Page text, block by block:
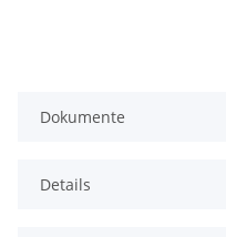
Dokumente
Details